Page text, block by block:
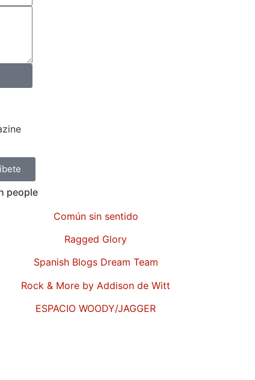
people
Común sin sentido
Ragged Glory
Spanish Blogs Dream Team
Rock & More by Addison de Witt
ESPACIO WOODY/JAGGER